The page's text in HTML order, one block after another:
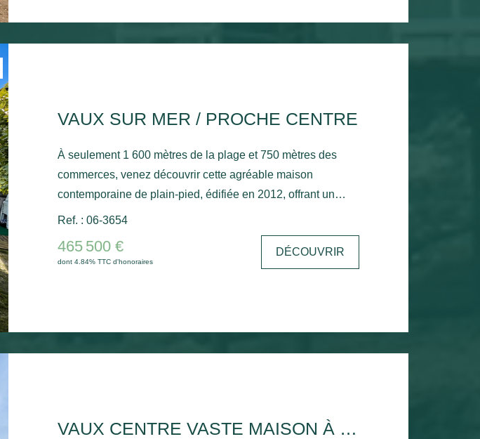
profiter d'un pied-à-terre en bord de mer.
VAUX SUR MER / PROCHE CENTRE
À seulement 1 600 mètres de la plage et 750 mètres des
commerces, venez découvrir cette agréable maison
contemporaine de plain-pied, édifiée en 2012, offrant un
cadre de vie confortable et fonctionnel. Développant environ
101 m² habitables, elle est implantée sur un terrain clos de
418 m². Dès l'entrée, vous apprécierez un hall avec placard,
ouvrant sur une spacieuse et lumineuse pièce de vie avec
WC. Un cellier. À l'extérieur, un auvent permet d'abriter un
véhicule et un abri de jardin offre un espace de rangement
Ref. : 06-3654
465 500 €
dont 4.84% TTC d'honoraires
DÉCOUVRIR
VAUX CENTRE VASTE MAISON À RÉNOVER